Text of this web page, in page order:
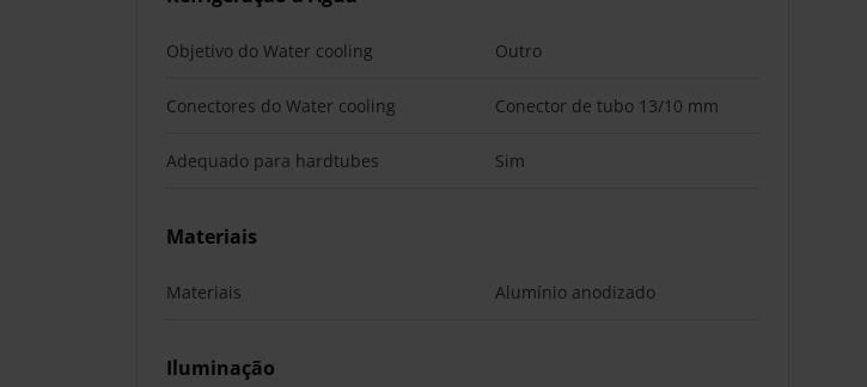
Objetivo do Water cooling Outro
Conectores do Water cooling Conector de tubo 13/10 mm
Adequado para hardtubes Sim
Materiais
Materiais Alumínio anodizado
Iluminação